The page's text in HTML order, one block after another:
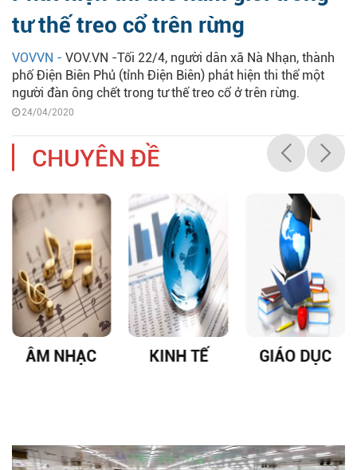
tư thế treo cổ trên rừng
VOVVN - VOV.VN -Tối 22/4, người dân xã Nà Nhạn, thành
phố Điện Biên Phủ (tỉnh Điện Biên) phát hiện thi thể một
người đàn ông chết trong tư thế treo cổ ở trên rừng.
24/04/2020
CHUYÊN ĐỀ
ÂM NHẠC KINH TẾ GIÁO DỤC